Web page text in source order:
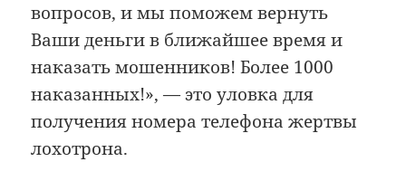
вопросов, и мы поможем вернуть
Ваши деньги в ближайшее время и
наказать мошенников! Более 1000
наказанных!», — это уловка для
получения номера телефона жертвы
лохотрона.